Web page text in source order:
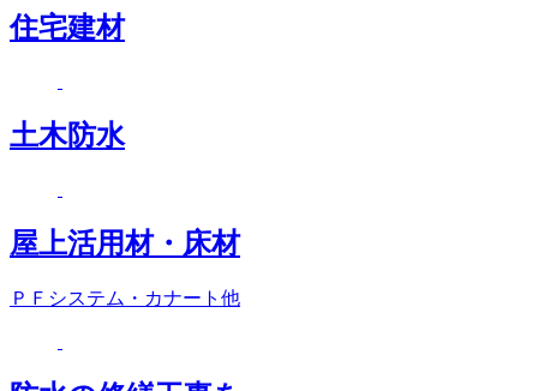
住宅建材
土木防水
屋上活用材・床材
ＰＦシステム・カナート他